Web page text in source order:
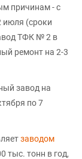
причинам - с
июля (сроки
ТФК № 2 в
ремонт на 2-3
завод на
по 7
заводом
тонн в год,